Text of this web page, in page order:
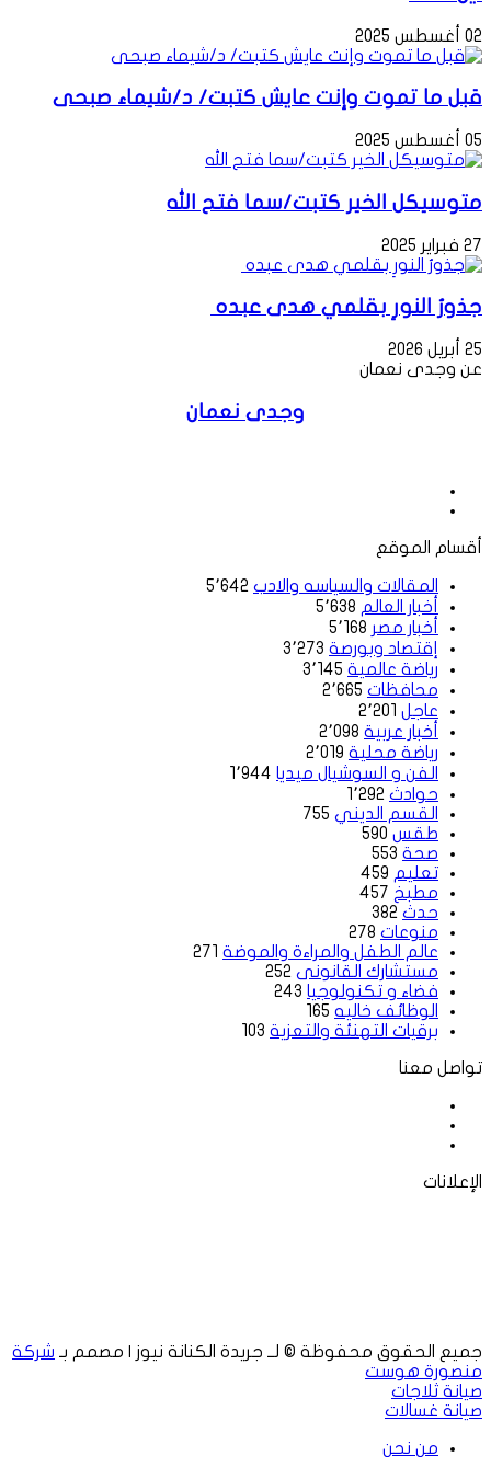
02 أغسطس 2025
قبل ما تموت وإنت عايش كتبت/ د/شيماء صبحى
05 أغسطس 2025
متوسيكل الخير كتبت/سما فتح الله
27 فبراير 2025
جذورُ النورِ بقلمي هدى عبده
25 أبريل 2026
عن وجدى نعمان
وجدى نعمان
أقسام الموقع
المقالات والسياسه والادب 5٬642
أخبار العالم 5٬638
أخبار مصر 5٬168
إقتصاد وبورصة 3٬273
رياضة عالمية 3٬145
محافظات 2٬665
عاجل 2٬201
أخبار عربية 2٬098
رياضة محلية 2٬019
الفن و السوشيال ميديا 1٬944
حوادث 1٬292
القسم الديني 755
طقس 590
صحة 553
تعليم 459
مطبخ 457
حدث 382
منوعات 278
عالم الطفل والمراءة والموضة 271
مستشارك القانونى 252
فضاء و تكنولوجيا 243
الوظائف خاليه 165
برقيات التهنئة والتعزية 103
تواصل معنا
الإعلانات
جميع الحقوق محفوظة © لــ جريدة الكنانة نيوز | مصمم بـ شركة
منصورة هوست
صيانة ثلاجات
صيانة غسالات
من نحن